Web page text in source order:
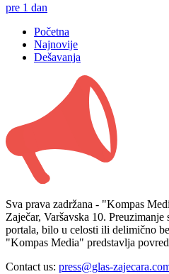
pre 1 dan
Početna
Najnovije
Dešavanja
Sva prava zadržana - "Kompas
Zaječar, Varšavska 10.
portala, bilo u celosti ili delimično
"Kompas Media" predstavlja
Contact us: press@glas-